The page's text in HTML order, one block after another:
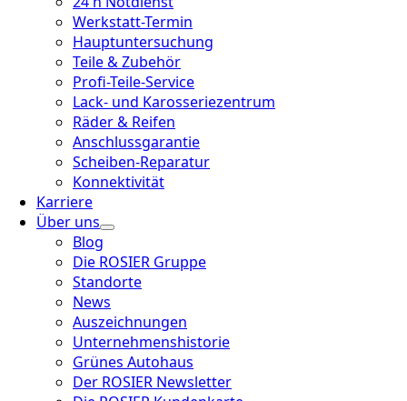
Werkstatt-Termin
Hauptuntersuchung
Teile & Zubehör
Profi-Teile-Service
Lack- und Karosseriezentrum
Räder & Reifen
Anschlussgarantie
Scheiben-Reparatur
Konnektivität
Karriere
Über uns
Blog
Die ROSIER Gruppe
Standorte
News
Auszeichnungen
Unternehmenshistorie
Grünes Autohaus
Der ROSIER Newsletter